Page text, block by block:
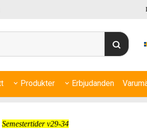
Produkter Erbjudanden
Semestertider v29-34